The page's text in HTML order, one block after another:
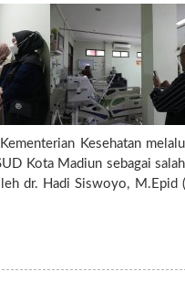
Kesehatan
Kota Madiun sebagai
dr. Hadi Siswoyo, M.Epid
Rosanti, SKM, turut
dan Keluarga Berencana
Madiun, antara lain